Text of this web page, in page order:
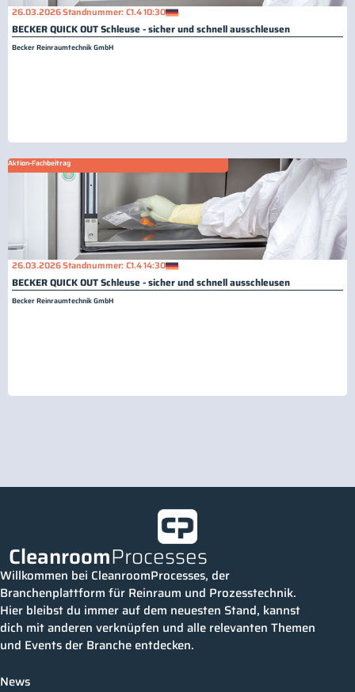
26.03.2026Standnummer: C1.410:30
BECKER QUICK OUT Schleuse - sicher und schnell ausschleusen
Becker Reinraumtechnik GmbH
Aktion-Fachbeitrag
26.03.2026Standnummer: C1.414:30
BECKER QUICK OUT Schleuse - sicher und schnell ausschleusen
Becker Reinraumtechnik GmbH
CleanroomProcesses
Willkommen bei CleanroomProcesses, der
Branchenplattform für Reinraum und Prozesstechnik.
Hier bleibst du immer auf dem neuesten Stand, kannst
dich mit anderen verknüpfen und alle relevanten Themen
und Events der Branche entdecken.
News